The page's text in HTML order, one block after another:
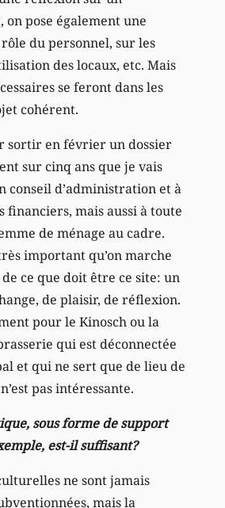
pose également une
du personnel, sur les
des locaux, etc. Mais
se feront dans les
cohérent.
sortir en février un dossier
sur cinq ans que je vais
conseil d’administration et à
financiers, mais aussi à toute
de ménage au cadre.
important qu’on marche
de ce que doit être ce site: un
de plaisir, de réflexion.
pour le Kinosch ou la
qui est déconnectée
et qui ne sert que de lieu de
pas intéressante.
sous forme de support
est-il suffisant?
ne sont jamais
mais la